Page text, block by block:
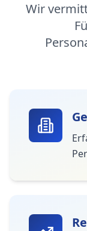
Wir